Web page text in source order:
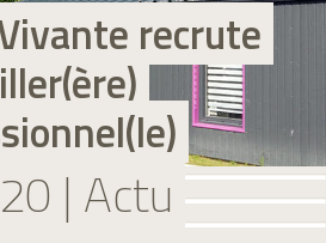
recrute
| Actu